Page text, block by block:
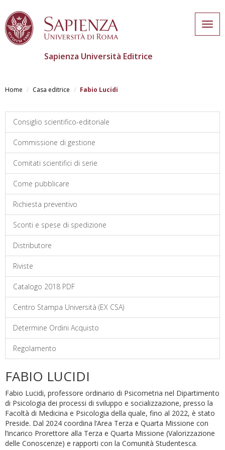
contenuto
Sapienza Università Editrice
Home Casa editrice Fabio Lucidi
Consiglio scientifico-editoriale
Commissione di gestione
Comitati scientifici di serie
Come pubblicare
Richiesta preventivo
Sconti e spese di spedizione
Distributore
Riviste
Catalogo 2018 PDF
Centro Stampa Università (EX CSA)
Determine Ordini Acquisto
Regolamento
FABIO LUCIDI
Fabio Lucidi, professore ordinario di Psicometria nel Dipartimento
di Psicologia dei processi di sviluppo e socializzazione, presso la
Facoltà di Medicina e Psicologia della quale, fino al 2022, è stato
Preside. Dal 2024 coordina l’Area Terza e Quarta Missione con
l’incarico Prorettore alla Terza e Quarta Missione (Valorizzazione
delle Conoscenze) e rapporti con la Comunità Studentesca.